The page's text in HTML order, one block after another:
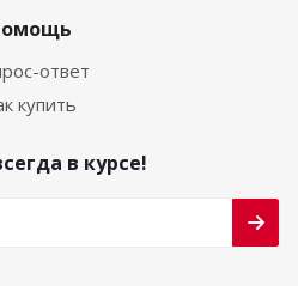
ответ
купить
в курсе!